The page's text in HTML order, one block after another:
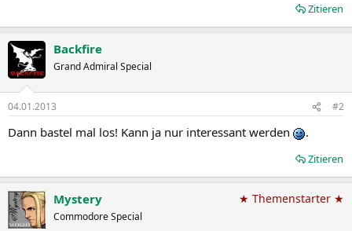
Zitieren
Backfire
Grand Admiral Special
04.01.2013 #2
Dann bastel mal los! Kann ja nur interessant werden .
Zitieren
Mystery
Commodore Special
★ Themenstarter ★